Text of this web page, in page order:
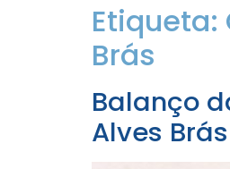
Etiqueta:
Brás
Balanço
Alves Brás